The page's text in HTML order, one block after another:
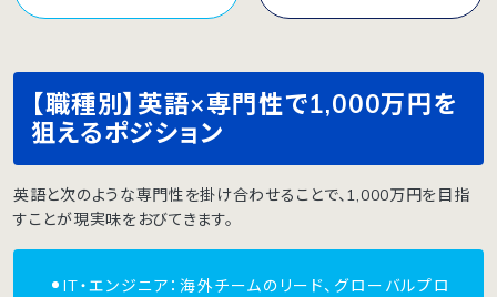
【職種別】英語×専門性で1,000万円を
狙えるポジション
英語と次のような専門性を掛け合わせることで、1,000万円を目指
すことが現実味をおびてきます。
IT・エンジニア：海外チームのリード、グローバルプロ